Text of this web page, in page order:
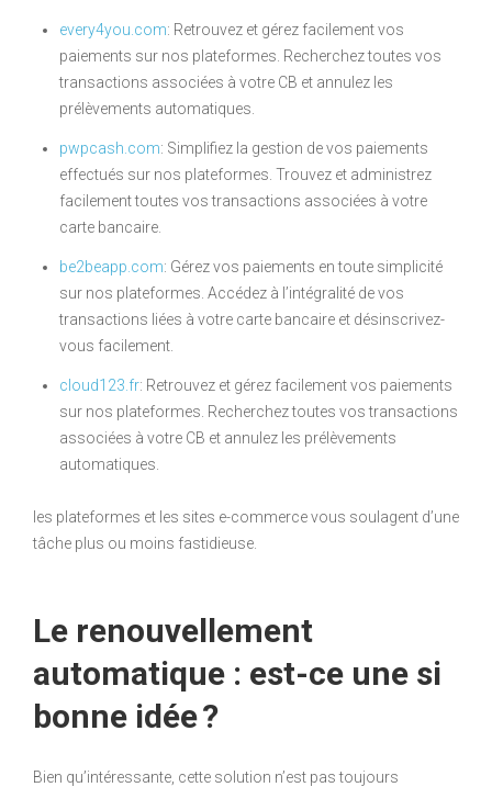
every4you.com: Retrouvez et gérez facilement vos
paiements sur nos plateformes. Recherchez toutes vos
transactions associées à votre CB et annulez les
prélèvements automatiques.
pwpcash.com: Simplifiez la gestion de vos paiements
effectués sur nos plateformes. Trouvez et administrez
facilement toutes vos transactions associées à votre
carte bancaire.
be2beapp.com: Gérez vos paiements en toute simplicité
sur nos plateformes. Accédez à l’intégralité de vos
transactions liées à votre carte bancaire et désinscrivez-
vous facilement.
cloud123.fr: Retrouvez et gérez facilement vos paiements
sur nos plateformes. Recherchez toutes vos transactions
associées à votre CB et annulez les prélèvements
automatiques.
les plateformes et les sites e-commerce vous soulagent d’une
tâche plus ou moins fastidieuse.
Le renouvellement
automatique : est-ce une si
bonne idée ?
Bien qu’intéressante, cette solution n’est pas toujours